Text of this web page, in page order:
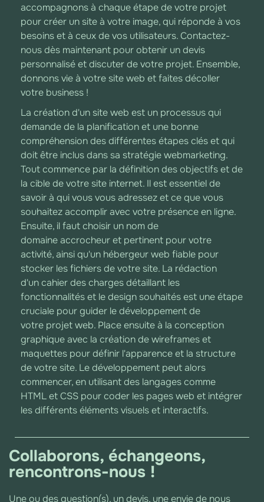
accompagnons à chaque étape de votre projet
pour créer un site à votre image, qui réponde à vos
besoins et à ceux de vos utilisateurs. Contactez-
nous dès maintenant pour obtenir un devis
personnalisé et discuter de votre projet. Ensemble,
donnons vie à votre site web et faites décoller
votre business !
La création d'un site web est un processus qui
demande de la planification et une bonne
compréhension des différentes étapes clés et qui
doit être inclus dans sa stratégie webmarketing.
Tout commence par la définition des objectifs et de
la cible de votre site internet. Il est essentiel de
savoir à qui vous vous adressez et ce que vous
souhaitez accomplir avec votre présence en ligne.
Ensuite, il faut choisir un nom de
domaine accrocheur et pertinent pour votre
activité, ainsi qu'un hébergeur web fiable pour
stocker les fichiers de votre site. La rédaction
d'un cahier des charges détaillant les
fonctionnalités et le design souhaités est une étape
cruciale pour guider le développement de
votre projet web. Place ensuite à la conception
graphique avec la création de wireframes et
maquettes pour définir l'apparence et la structure
de votre site. Le développement peut alors
commencer, en utilisant des langages comme
HTML et CSS pour coder les pages web et intégrer
les différents éléments visuels et interactifs.
Collaborons, échangeons,
rencontrons-nous !
Une ou des question(s), un devis, une envie de nous